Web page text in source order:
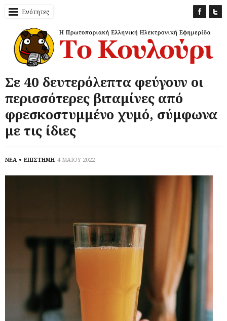
Ενότητες
Σε 40 δευτερόλεπτα φεύγουν οι
περισσότερες βιταμίνες από
φρεσκοστυμμένο χυμό, σύμφωνα
με τις ίδιες
ΝΕΑ ΕΠΙΣΤΗΜΗ 4 ΜΑΪΟΥ 2022